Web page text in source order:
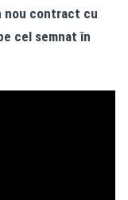
nou contract cu
cel semnat în